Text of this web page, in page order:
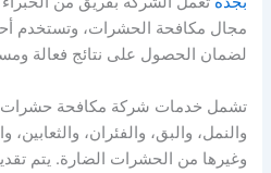
مجال مكافحة الحشرات، وتستخدم
لضمان الحصول على نتائج فعالة
تشمل خدمات شركة مكافحة حشرات
والنمل، والبق، والفئران، والثعابين،
وغيرها من الحشرات الضارة. يتم